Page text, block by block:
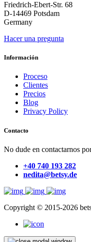
Friedrich-Ebert-Str. 68
D-14469 Potsdam
Germany
Hacer una pregunta
Información
Proceso
Clientes
Precios
Blog
Privacy Policy
Contacto
No dude en contactarnos
+40 740 193 282
nedita@betsy.de
Copyright © 2015-2026